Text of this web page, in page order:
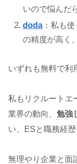
いので悩んだ
doda ：私も
の精度が高く
いずれも無料で利
私もリクルートエ
業界の動向、 勉強
い、ESと職務経
無理やり企業と面